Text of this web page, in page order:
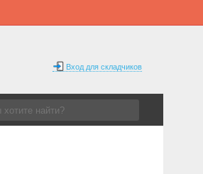
Вход для складчиков